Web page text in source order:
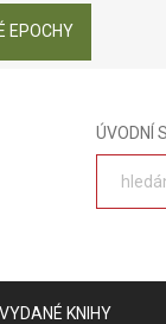
EPOCHY
ÚVODNÍ
VYDANÉ KNIHY